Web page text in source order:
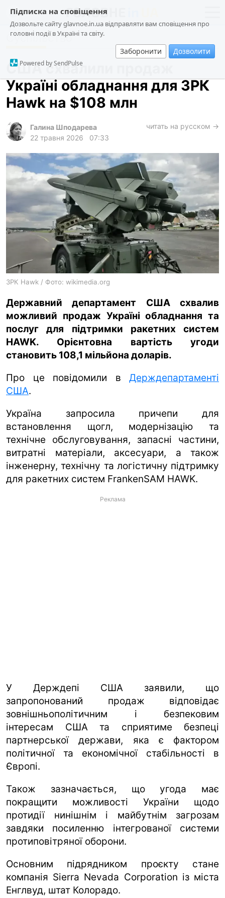
Підписка на сповіщення
Дозвольте сайту glavnoe.in.ua відправляти вам сповіщення про
головні події в Україні та світу.
Заборонити Дозволити
Powered by SendPulse
новини
про проєкт
суспільство
події
кримінал
лонгріди
харків
архів
gambling
en
Суспільство
США схвалили продаж
Україні обладнання для ЗРК
Hawk на $108 млн
Галина Шподарева
22 травня 2026
07:33
читать на русском →
ЗРК Hawk / Фото: wikimedia.org
Державний департамент США схвалив
можливий продаж Україні обладнання та
послуг для підтримки ракетних систем
HAWK. Орієнтовна вартість угоди
становить 108,1 мільйона доларів.
Про це повідомили в Держдепартаменті
США.
Україна запросила причепи для
встановлення щогл, модернізацію та
технічне обслуговування, запасні частини,
витратні матеріали, аксесуари, а також
інженерну, технічну та логістичну підтримку
для ракетних систем FrankenSAM HAWK.
Реклама
У Держдепі США заявили, що
запропонований продаж відповідає
зовнішньополітичним і безпековим
інтересам США та сприятиме безпеці
партнерської держави, яка є фактором
політичної та економічної стабільності в
Європі.
Також зазначається, що угода має
покращити можливості України щодо
протидії нинішнім і майбутнім загрозам
завдяки посиленню інтегрованої системи
протиповітряної оборони.
Основним підрядником проєкту стане
компанія Sierra Nevada Corporation із міста
Енглвуд, штат Колорадо.